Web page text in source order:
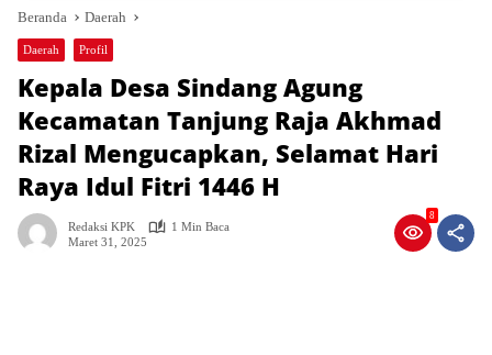
Beranda Daerah
Daerah Profil
Kepala Desa Sindang Agung
Kecamatan Tanjung Raja Akhmad
Rizal Mengucapkan, Selamat Hari
Raya Idul Fitri 1446 H
Redaksi KPK
1 Min Baca
Maret 31, 2025
8